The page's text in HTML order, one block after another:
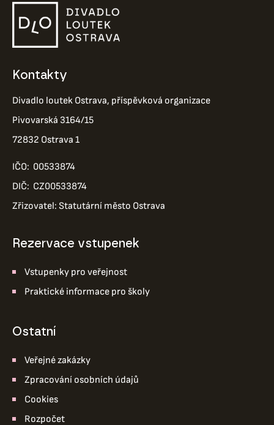
Kontakty
Divadlo loutek Ostrava, příspěvková organizace
Pivovarská 3164/15
72832 Ostrava 1
IČO: 00533874
DIČ: CZ00533874
Zřizovatel: Statutární město Ostrava
Rezervace vstupenek
Vstupenky pro veřejnost
Praktické informace pro školy
ostatní
Veřejné zakázky
Zpracování osobních údajů
Cookies
Rozpočet